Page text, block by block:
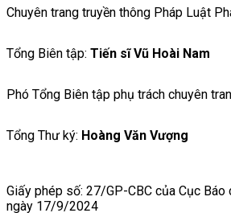
Chuyên trang truyền thông Pháp Luật
Tổng Biên tập: Tiến sĩ Vũ Hoài Nam
Phó Tổng Biên tập phụ trách chuyên
Tổng Thư ký: Hoàng Văn Vượng
Giấy phép số: 27/GP-CBC của Cục Báo
ngày 17/9/2024